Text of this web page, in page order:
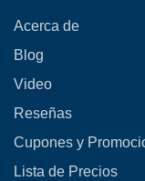
Acerca de
Blog
Video
Reseñas
Cupones y
Lista de Precios